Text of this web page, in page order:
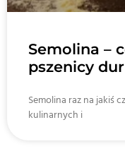
Semolina –
pszenicy
Semolina raz na jakiś
kulinarnych i